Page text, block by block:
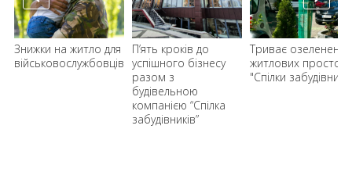
Знижки на житло для
військовослужбовців
П’ять кроків до
успішного бізнесу
разом з
будівельною
компанією “Спілка
забудівників”
Триває озеленення
житлових
"Спілки